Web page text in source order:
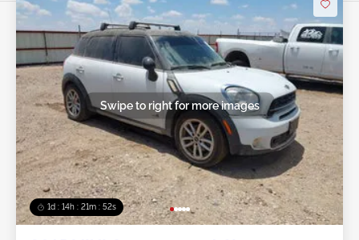
1d : 14h : 21m : 49s
Swipe to right for more images